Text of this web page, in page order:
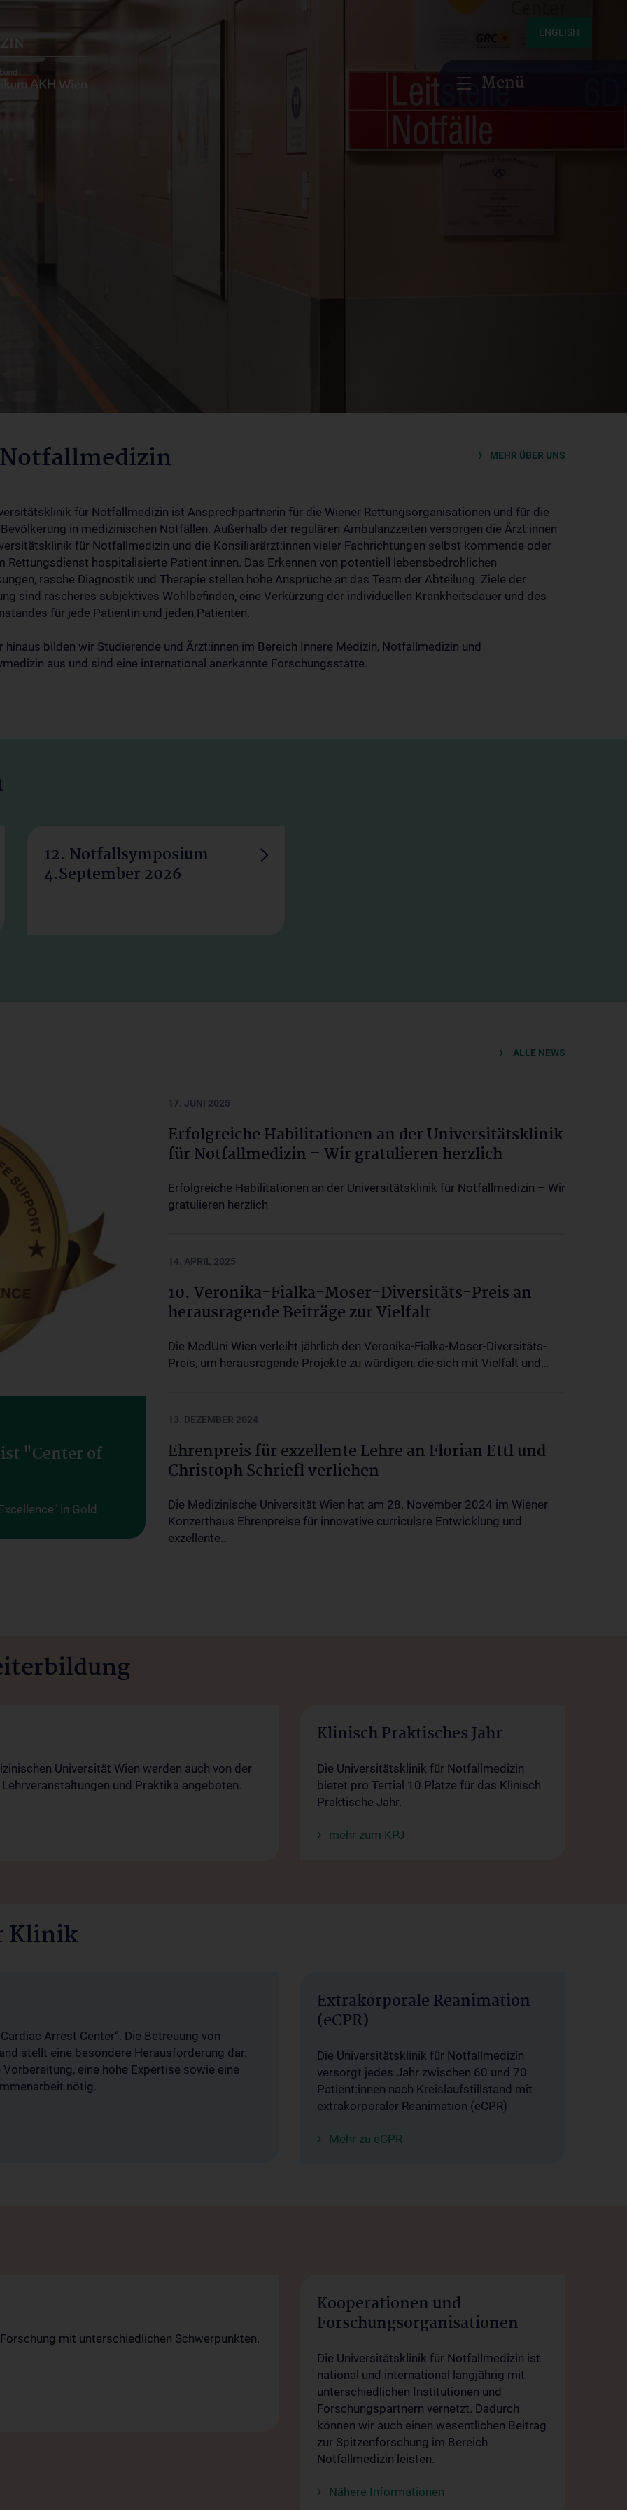
ENGLISH
Menü
MEHR ÜBER UNS
für Notfallmedizin ist Ansprechpartnerin für die Wiener Rettungsorganisationen und für die
in medizinischen Notfällen. Außerhalb der regulären Ambulanzzeiten versorgen die Ärzt:innen
für Notfallmedizin und die Konsiliarärzt:innen vieler Fachrichtungen selbst kommende oder
Rettungsdienst hospitalisierte Patient:innen. Das Erkennen von potentiell lebensbedrohlichen
rasche Diagnostik und Therapie stellen hohe Ansprüche an das Team der Abteilung. Ziele der
sind rascheres subjektives Wohlbefinden, eine Verkürzung der individuellen Krankheitsdauer und des
für jede Patientin und jeden Patienten.
hinaus bilden wir Studierende und Ärzt:innen im Bereich Innere Medizin, Notfallmedizin und
aus und sind eine international anerkannte Forschungsstätte.
12. Notfallsymposium
4.September 2026
ALLE NEWS
"Center of
in Gold
17. JUNI 2025
Erfolgreiche Habilitationen an der Universitätsklinik
für Notfallmedizin – Wir gratulieren herzlich
Erfolgreiche Habilitationen an der Universitätsklinik für Notfallmedizin – Wir
gratulieren herzlich
14. APRIL 2025
10. Veronika-Fialka-Moser-Diversitäts-Preis an
herausragende Beiträge zur Vielfalt
Die MedUni Wien verleiht jährlich den Veronika-Fialka-Moser-Diversitäts-
Preis, um herausragende Projekte zu würdigen, die sich mit Vielfalt und…
13. DEZEMBER 2024
Ehrenpreis für exzellente Lehre an Florian Ettl und
Christoph Schriefl verliehen
Die Medizinische Universität Wien hat am 28. November 2024 im Wiener
Konzerthaus Ehrenpreise für innovative curriculare Entwicklung und
exzellente…
Universität Wien werden auch von der
und Praktika angeboten.
Klinisch Praktisches Jahr
Die Universitätsklinik für Notfallmedizin
bietet pro Tertial 10 Plätze für das Klinisch
Praktische Jahr.
mehr zum KPJ
Klinik
Arrest Center“. Die Betreuung von
stellt eine besondere Herausforderung dar.
eine hohe Expertise sowie eine
nötig.
Extrakorporale Reanimation
(eCPR)
Die Universitätsklinik für Notfallmedizin
versorgt jedes Jahr zwischen 60 und 70
Patient:innen nach Kreislaufstillstand mit
extrakorporaler Reanimation (eCPR)
Mehr zu eCPR
mit unterschiedlichen Schwerpunkten.
Kooperationen und
Forschungsorganisationen
Die Universitätsklinik für Notfallmedizin ist
national und international langjährig mit
unterschiedlichen Institutionen und
Forschungspartnern vernetzt. Dadurch
können wir auch einen wesentlichen Beitrag
zur Spitzenforschung im Bereich
Notfallmedizin leisten.
Nähere Informationen